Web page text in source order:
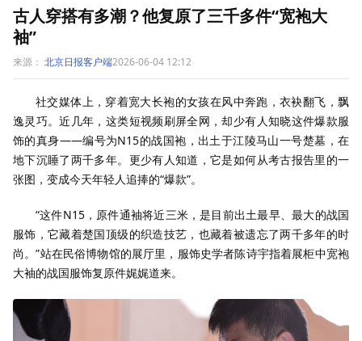
古人穿搭有多潮？他复原了三千多件“宽袍大
袖”
来源： 北京日报客户端2026-06-04 12:12
社交媒体上，穿着宽大长袍的女孩在风中奔跑，衣袂翻飞，飘
逸灵巧。近几年，这类短视频刷屏全网，却少有人知晓这件爆款服
饰的真身——编号为N15的战国袍，出土于江陵马山一号楚墓，在
地下沉睡了两千多年。更少有人知道，它是如何从考古报告里的一
张图，变成今天年轻人追捧的“爆款”。
“这件N15，原件通袖将近三米，是目前出土最早、最大的战国
服饰，它藏着楚国顶级的织造技艺，也藏着被遗忘了两千多年的时
尚。”站在民俗博物馆的展厅里，服饰史学者陈诗宇指着展柜中宽袍
大袖的战国服饰复原件娓娓道来。